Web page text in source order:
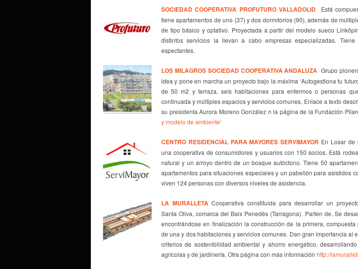
SOCIEDAD COOPERATIVA PROFUTURO VALLADOLID Está
tiene apartamentos de uno (37) y dos dormitorios (90), además de
de tipo básico y optativo. Proyectada a partir del modelo sueco
distintos servicios la llevan a cabo empresas especializadas.
espectantes.
LOS MILAGROS SOCIEDAD COOPERATIVA ANDALUZA Grupo
idea y pone en marcha un proyecto bajo la máxima ‘Autogestiona tu
de 50 m2 y terraza, seis habitaciones para enfermos o personas
continuada y múltiples espacios y servicios comunes. Enlace a texto
su presidenta Aurora Moreno González n la página de la Fundación
y modelo de ambiente‘
CENTRO RESIDENCIAL PARA MAYORES SERVIMAYOR En Losar de
una cooperativa de consumidores y usuarios con 150 socios. Está
natural y un arroyo dentro de un bosque autóctono. Tiene 50
apartamentos para situaciones especiales y un pabellón para asistidos
viven 124 personas con diversos niveles de asistencia.
LA MURALLETA Cooperativa constituida para desarrollar un
Santa Oliva, comarca del Baix Penedès (Tarragona). Parten de. Se
encontrándose en finalización la construcción de la primera,
de una y dos habitaciones y servicios comunes. Dan gran importancia al
criterios de sostenibilidad ambiental y ahorro energético,
agrícolas y de jardinería. Otra página con más información http://